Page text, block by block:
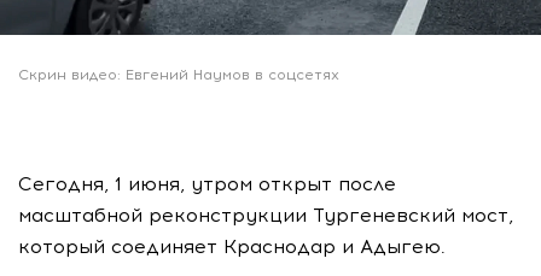
Скрин видео: Евгений Наумов в соцсетях
Сегодня, 1 июня, утром открыт после
масштабной реконструкции Тургеневский мост,
который соединяет Краснодар и Адыгею.